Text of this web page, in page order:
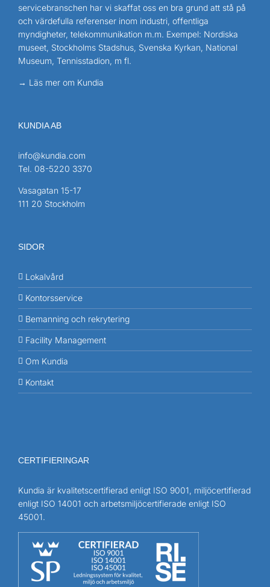
servicebranschen har vi skaffat oss en bra grund att stå på
och värdefulla referenser inom industri, offentliga
myndigheter, telekommunikation m.m. Exempel: Nordiska
museet, Stockholms Stadshus, Svenska Kyrkan, National
Museum, Tennisstadion, m fl.
→ Läs mer om Kundia
KUNDIA AB
info@kundia.com
Tel. 08-5220 3370
Vasagatan 15-17
111 20 Stockholm
SIDOR
Lokalvård
Kontorsservice
Bemanning och rekrytering
Facility Management
Om Kundia
Kontakt
CERTIFIERINGAR
Kundia är kvalitetscertifierad enligt ISO 9001, miljöcertifierad
enligt ISO 14001 och arbetsmiljöcertifierade enligt ISO
45001.